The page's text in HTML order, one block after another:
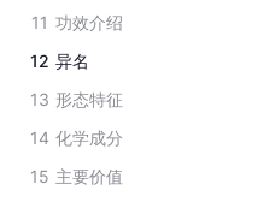
11 功效介绍
12 异名
13 形态特征
14 化学成分
15 主要价值